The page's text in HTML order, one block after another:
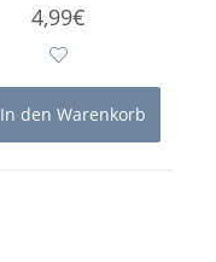
mit4,99€
In den Warenkorb